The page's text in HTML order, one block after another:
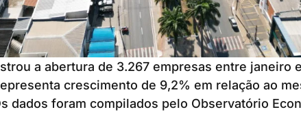
a abertura de 3.267 empresas entre janeiro
crescimento de 9,2% em relação ao
dados foram compilados pelo Observatório